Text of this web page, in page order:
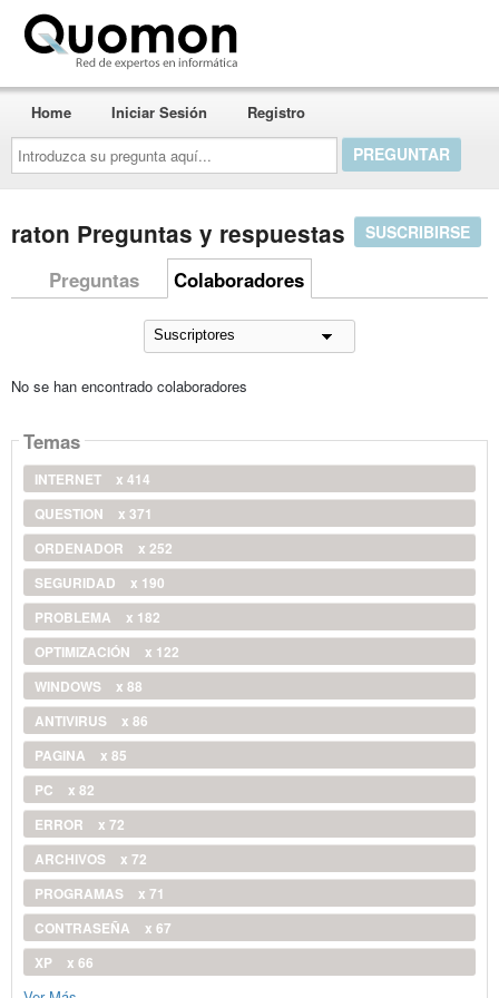
Introduzca
su
pregunta
aquí...
Home Iniciar Sesión Registro
raton Preguntas y respuestas SUSCRIBIRSE
Preguntas Colaboradores
No se han encontrado colaboradores
Temas
INTERNET
x 414
QUESTION
x 371
ORDENADOR
x 252
SEGURIDAD
x 190
PROBLEMA
x 182
OPTIMIZACIÓN
x 122
WINDOWS
x 88
ANTIVIRUS
x 86
PAGINA
x 85
PC
x 82
ERROR
x 72
ARCHIVOS
x 72
PROGRAMAS
x 71
CONTRASEÑA
x 67
XP
x 66